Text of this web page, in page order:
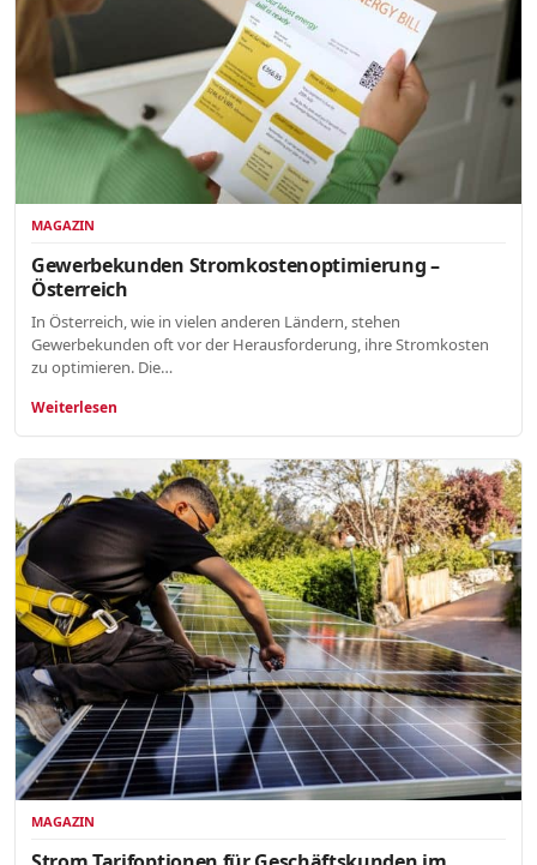
MAGAZIN
Gewerbekunden Stromkostenoptimierung –
Österreich
In Österreich, wie in vielen anderen Ländern, stehen
Gewerbekunden oft vor der Herausforderung, ihre Stromkosten
zu optimieren. Die…
Weiterlesen
MAGAZIN